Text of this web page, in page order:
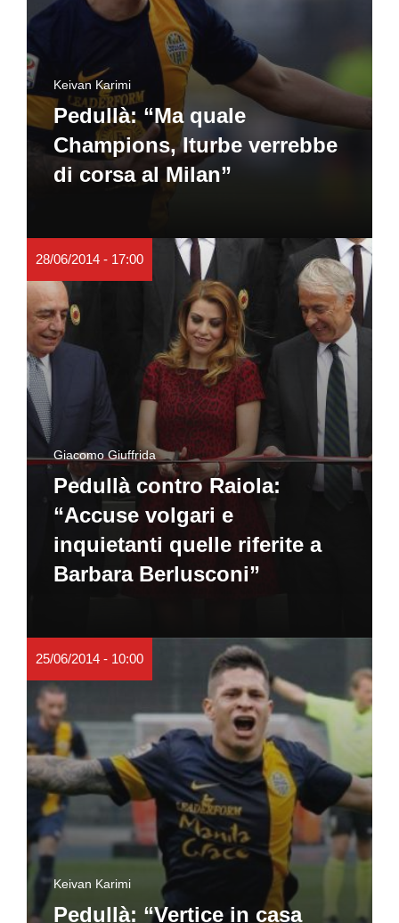
Keivan Karimi
Pedullà: “Ma quale
Champions, Iturbe verrebbe
di corsa al Milan”
28/06/2014 - 17:00
Giacomo Giuffrida
Pedullà contro Raiola:
“Accuse volgari e
inquietanti quelle riferite a
Barbara Berlusconi”
25/06/2014 - 10:00
Keivan Karimi
Pedullà: “Vertice in casa